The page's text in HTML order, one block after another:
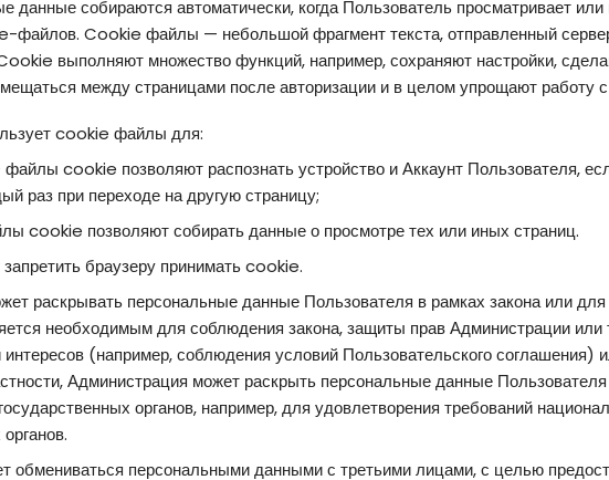
данные собираются автоматически, когда Пользователь просматривает
Cookie файлы — небольшой фрагмент текста, отправленный
выполняют множество функций, например, сохраняют настройки,
между страницами после авторизации и в целом упрощают работу
cookie файлы для:
cookie позволяют распознать устройство и Аккаунт Пользователя,
раз при переходе на другую страницу;
cookie позволяют собирать данные о просмотре тех или иных страниц.
браузеру принимать cookie.
раскрывать персональные данные Пользователя в рамках закона или
необходимым для соблюдения закона, защиты прав Администрации или
(например, соблюдения условий Пользовательского соглашения)
Администрация может раскрыть персональные данные
органов, например, для удовлетворения требований
обмениваться персональными данными с третьими лицами, с целью